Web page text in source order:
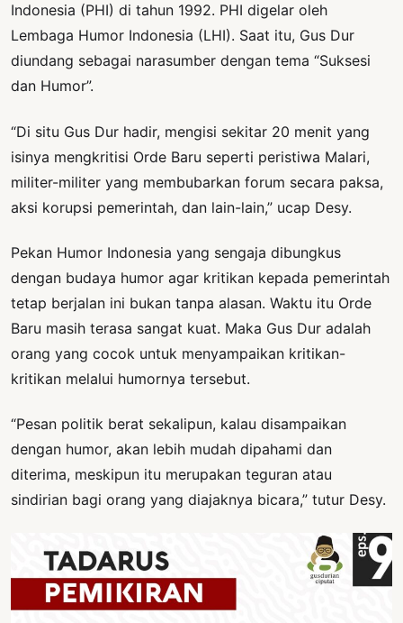
Indonesia (PHI) di tahun 1992. PHI digelar oleh
Lembaga Humor Indonesia (LHI). Saat itu, Gus Dur
diundang sebagai narasumber dengan tema “Suksesi
dan Humor”.
“Di situ Gus Dur hadir, mengisi sekitar 20 menit yang
isinya mengkritisi Orde Baru seperti peristiwa Malari,
militer-militer yang membubarkan forum secara paksa,
aksi korupsi pemerintah, dan lain-lain,” ucap Desy.
Pekan Humor Indonesia yang sengaja dibungkus
dengan budaya humor agar kritikan kepada pemerintah
tetap berjalan ini bukan tanpa alasan. Waktu itu Orde
Baru masih terasa sangat kuat. Maka Gus Dur adalah
orang yang cocok untuk menyampaikan kritikan-
kritikan melalui humornya tersebut.
“Pesan politik berat sekalipun, kalau disampaikan
dengan humor, akan lebih mudah dipahami dan
diterima, meskipun itu merupakan teguran atau
sindirian bagi orang yang diajaknya bicara,” tutur Desy.